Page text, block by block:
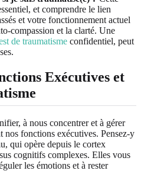
et comprendre le lien
et votre fonctionnement actuel
compassion et la clarté. Une
de traumatisme confidentiel, peut
Exécutives et
à nous concentrer et à gérer
nos fonctions exécutives. Pensez-y
qui opère depuis le cortex
cognitifs complexes. Elles vous
les émotions et à rester